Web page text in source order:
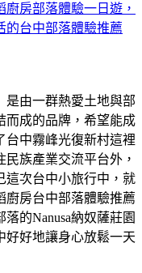
廚房部落體驗一日遊，
的台中部落體驗推薦
是由一群熱愛土地與部
而成的品牌，希望能成
台中霧峰光復新村這裡
族產業交流平台外，
這次台中小旅行中，就
廚房台中部落體驗推薦
的Nanusa納奴薩莊園
好好地讓身心放鬆一天